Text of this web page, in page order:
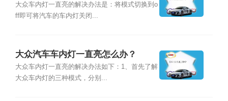
大众车内灯一直亮的解决办法是：将模式切换到o
ff即可将汽车的车内灯关闭...
大众汽车车内灯一直亮怎么办？
大众车内灯一直亮的解决办法如下：1、首先了解
大众车内灯的三种模式，分别...